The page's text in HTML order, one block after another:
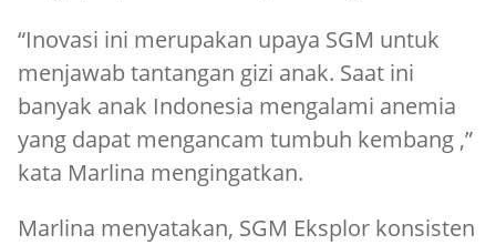
“Inovasi ini merupakan upaya SGM untuk
menjawab tantangan gizi anak. Saat ini
banyak anak Indonesia mengalami anemia
yang dapat mengancam tumbuh kembang ,”
kata Marlina mengingatkan.
Marlina menyatakan, SGM Eksplor konsisten